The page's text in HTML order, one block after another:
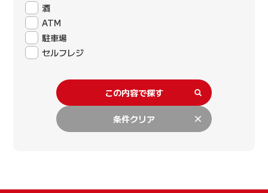
酒
ATM
駐車場
セルフレジ
この内容で探す
条件クリア